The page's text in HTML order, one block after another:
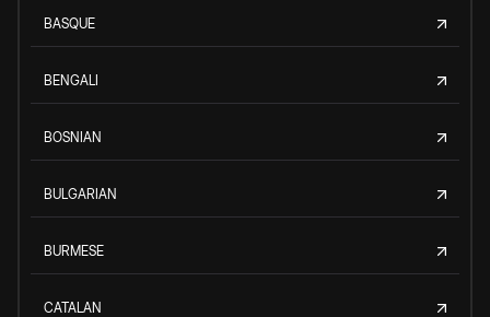
BASQUE
BENGALI
BOSNIAN
BULGARIAN
BURMESE
CATALAN